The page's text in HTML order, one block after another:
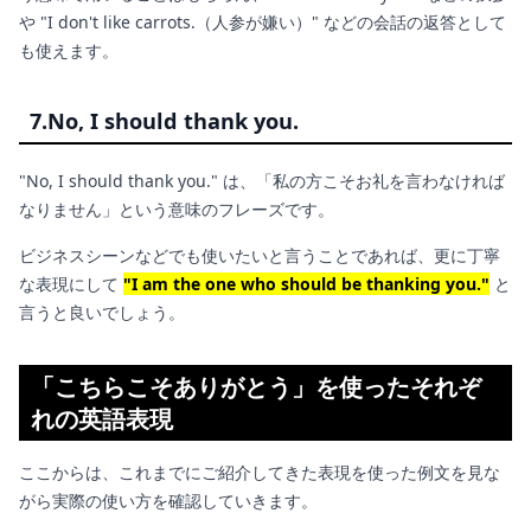
や "I don't like carrots.（人参が嫌い）" などの会話の返答として
も使えます。
7.No, I should thank you.
"No, I should thank you." は、「私の方こそお礼を言わなければ
なりません」という意味のフレーズです。
ビジネスシーンなどでも使いたいと言うことであれば、更に丁寧
な表現にして "I am the one who should be thanking you." と
言うと良いでしょう。
「こちらこそありがとう」を使ったそれぞ
れの英語表現
ここからは、これまでにご紹介してきた表現を使った例文を見な
がら実際の使い方を確認していきます。